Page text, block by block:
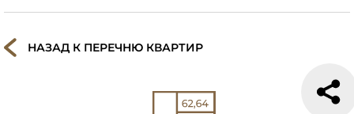
НАЗАД К ПЕРЕЧНЮ КВАРТИР